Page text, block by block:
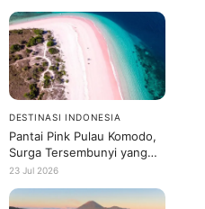
DESTINASI INDONESIA
Pantai Pink Pulau Komodo,
Surga Tersembunyi yang
Wajib Dikunjungi
23 Jul 2026